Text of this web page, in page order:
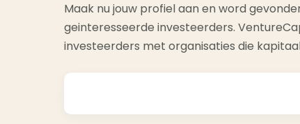
Maak nu jouw profiel aan en word
geinteresseerde investeerders.
investeerders met organisaties die